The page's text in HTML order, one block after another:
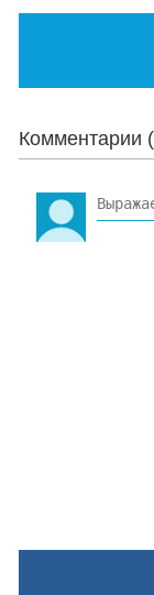
Комментарии (